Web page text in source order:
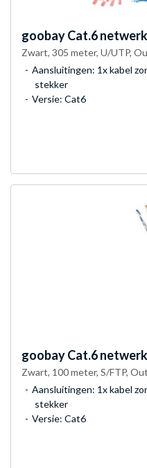
goobayCat.6
Zwart, 305 meter, U/UTP,
Aansluitingen: 1x kabel
stekker
Versie: Cat6
goobayCat.6
Zwart, 100 meter, S/FTP,
Aansluitingen: 1x kabel
stekker
Versie: Cat6